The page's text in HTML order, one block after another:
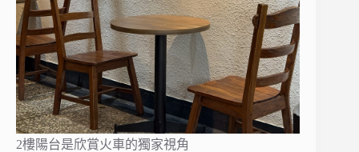
2樓陽台是欣賞火車的獨家視角